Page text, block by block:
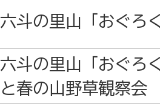
六斗の里山「おぐろ
六斗の里山「おぐろ
と春の山野草観察会